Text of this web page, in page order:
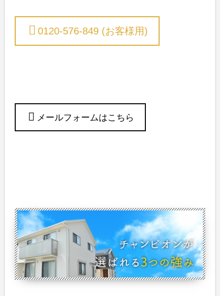
0120-576-849 (お客様用)
メールフォームはこちら